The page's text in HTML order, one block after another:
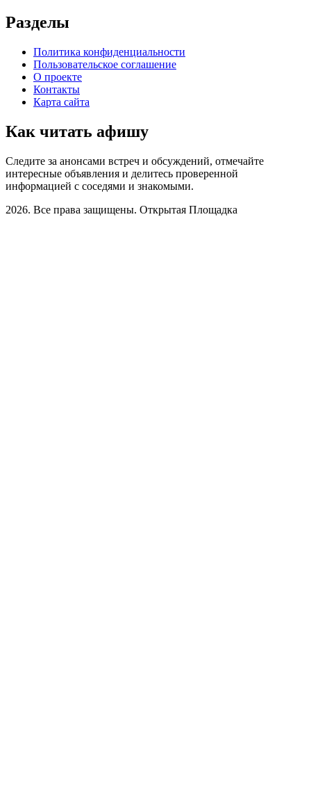
Разделы
Политика конфиденциальности
Пользовательское соглашение
О проекте
Контакты
Карта сайта
Как читать афишу
Следите за анонсами встреч и обсуждений, отмечайте
интересные объявления и делитесь проверенной
информацией с соседями и знакомыми.
2026. Все права защищены. Открытая Площадка